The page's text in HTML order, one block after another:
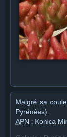
Malgré sa
Pyrénées).
APN : Konica